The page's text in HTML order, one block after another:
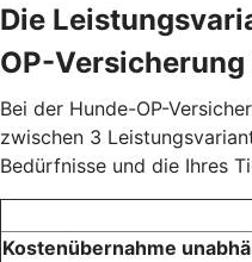
Die
OP-
Bei der Hunde-OP-
zwischen 3
Bedürfnisse und die Ihres
Kostenübernahme